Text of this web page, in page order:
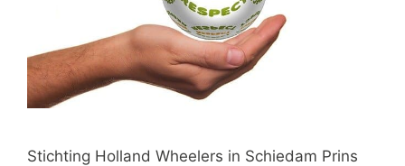
Stichting Holland Wheelers in Schiedam Prins